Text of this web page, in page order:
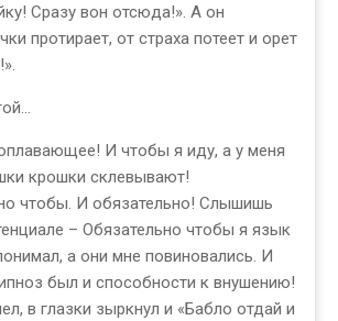
Сразу вон отсюда!». А он
протирает, от страха потеет и орет
И чтобы я иду, а у меня
крошки склевывают!
чтобы. И обязательно! Слышишь
– Обязательно чтобы я язык
а они мне повиновались. И
был и способности к внушению!
в глазки зыркнул и «Бабло отдай и